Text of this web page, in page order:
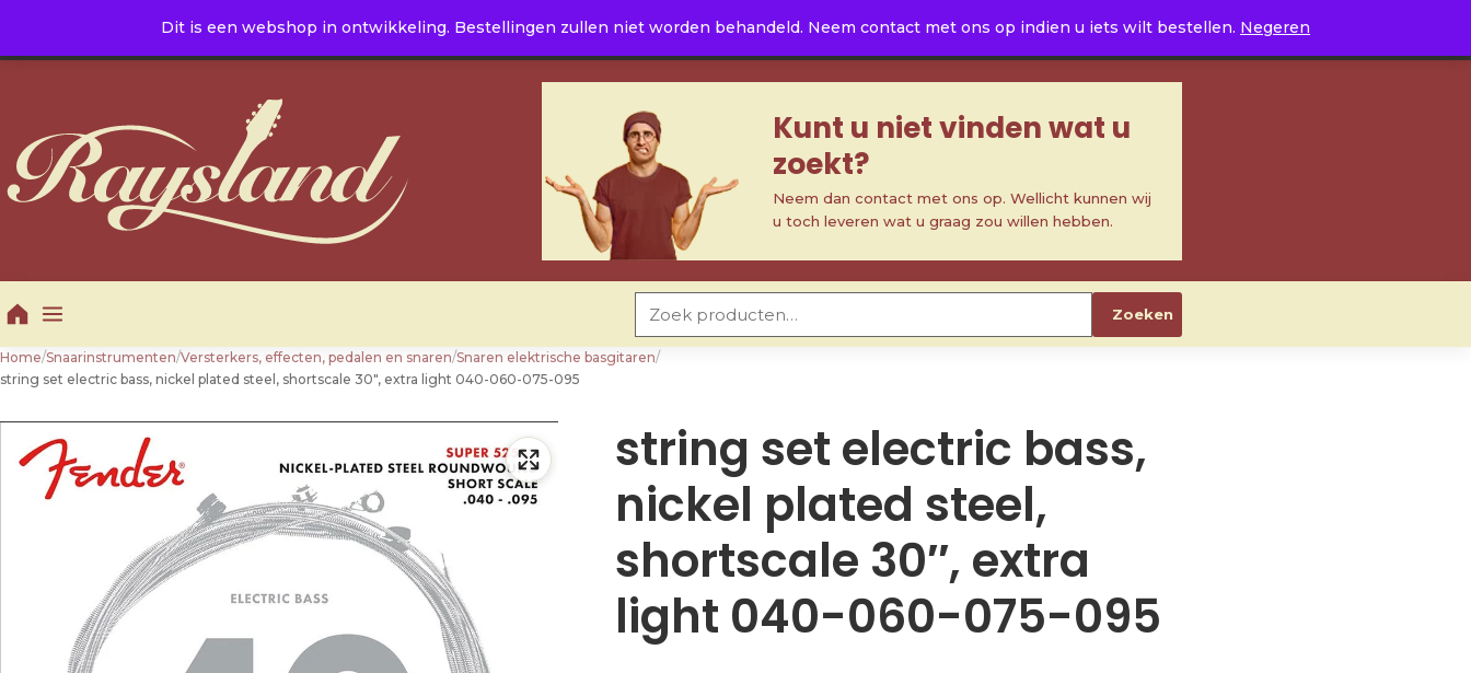
Dit is een webshop in ontwikkeling. Bestellingen zullen niet worden behandeld. Neem contact met ons op indien u iets wilt bestellen. Negeren
T. +31 10 5016605
Kunt u niet vinden wat u
zoekt?
Neem dan contact met ons op. Wellicht kunnen wij
u toch leveren wat u graag zou willen hebben.
Productcategorieën Zoeken
Home/Snaarinstrumenten/Versterkers, effecten, pedalen en snaren/Snaren elektrische basgitaren/
string set electric bass, nickel plated steel, shortscale 30″, extra light 040-060-075-095
string set electric bass,
nickel plated steel,
shortscale 30″, extra
light 040-060-075-095